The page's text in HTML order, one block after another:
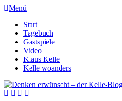
Menü
Start
Tagebuch
Gastspiele
Video
Klaus Kelle
Kelle woanders